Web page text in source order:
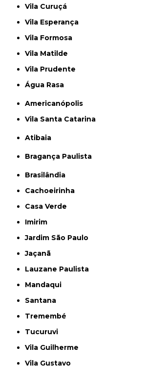
Vila Curuçá
Vila Esperança
Vila Formosa
Vila Matilde
Vila Prudente
Água Rasa
Americanópolis
Vila Santa Catarina
Atibaia
Bragança Paulista
Brasilândia
Cachoeirinha
Casa Verde
Imirim
Jardim São Paulo
Jaçanã
Lauzane Paulista
Mandaqui
Santana
Tremembé
Tucuruvi
Vila Guilherme
Vila Gustavo